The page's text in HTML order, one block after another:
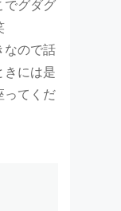
でグダグ
なので話
きには是
ってくだ